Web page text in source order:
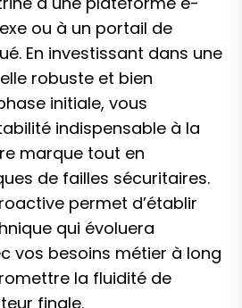
ou à un portail de
En investissant dans une
robuste et bien
initiale, vous
indispensable à la
marque tout en
de failles sécuritaires.
permet d’établir
qui évoluera
vos besoins métier à long
la fluidité de
finale.